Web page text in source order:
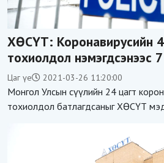
ХӨСҮТ: Коронавирусийн
тохиолдол нэмэгдсэнээс
халдвартай нь батлагдлаа
Цаг үе 2021-03-26 11:20:00
Монгол Улсын сүүлийн 24 цагт
тохиолдол батлагдсаныг ХӨСҮТ